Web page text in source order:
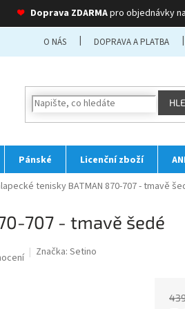
❤ Doprava ZDARMApro objednávky
O NÁS DOPRAVA A PLATBA
Pánské Licenční zboží
tenisky BATMAN 870-707 - tmavě
707 - tmavě šedé
Značka: Setino